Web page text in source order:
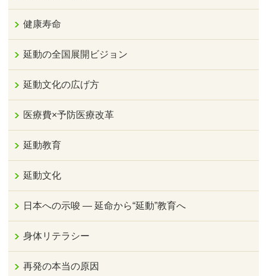
健康寿命
延動の全国展開ビジョン
延動文化の広げ方
医療費×予防医療改革
延動教育
延動文化
日本への示唆 ― 延命から“延動”教育へ
身体リテラシー
再発の本当の原因